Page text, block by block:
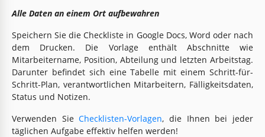
Alle Daten an einem Ort aufbewahren
Speichern Sie die Checkliste in Google Docs, Word oder nach
dem Drucken. Die Vorlage enthält Abschnitte wie
Mitarbeitername, Position, Abteilung und letzten Arbeitstag.
Darunter befindet sich eine Tabelle mit einem Schritt-für-
Schritt-Plan, verantwortlichen Mitarbeitern, Fälligkeitsdaten,
Status und Notizen.
Verwenden SieChecklisten-Vorlagen, die Ihnen bei jeder
täglichen Aufgabe effektiv helfen werden!